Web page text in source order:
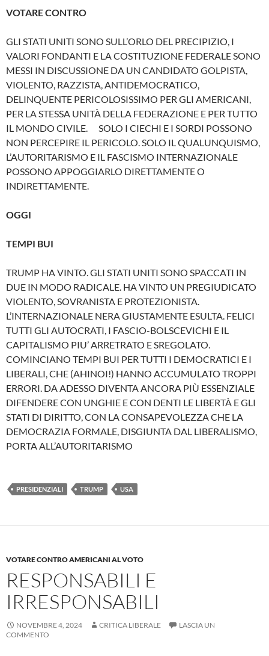
VOTARE CONTRO
GLI STATI UNITI SONO SULL’ORLO DEL PRECIPIZIO, I
VALORI FONDANTI E LA COSTITUZIONE FEDERALE SONO
MESSI IN DISCUSSIONE DA UN CANDIDATO GOLPISTA,
VIOLENTO, RAZZISTA, ANTIDEMOCRATICO,
DELINQUENTE PERICOLOSISSIMO PER GLI AMERICANI,
PER LA STESSA UNITÀ DELLA FEDERAZIONE E PER TUTTO
IL MONDO CIVILE. SOLO I CIECHI E I SORDI POSSONO
NON PERCEPIRE IL PERICOLO. SOLO IL QUALUNQUISMO,
L’AUTORITARISMO E IL FASCISMO INTERNAZIONALE
POSSONO APPOGGIARLO DIRETTAMENTE O
INDIRETTAMENTE.
OGGI
TEMPI BUI
TRUMP HA VINTO. GLI STATI UNITI SONO SPACCATI IN
DUE IN MODO RADICALE. HA VINTO UN PREGIUDICATO
VIOLENTO, SOVRANISTA E PROTEZIONISTA.
L’INTERNAZIONALE NERA GIUSTAMENTE ESULTA. FELICI
TUTTI GLI AUTOCRATI, I FASCIO-BOLSCEVICHI E IL
CAPITALISMO PIU’ ARRETRATO E SREGOLATO.
COMINCIANO TEMPI BUI PER TUTTI I DEMOCRATICI E I
LIBERALI, CHE (AHINOI!) HANNO ACCUMULATO TROPPI
ERRORI. DA ADESSO DIVENTA ANCORA PIÙ ESSENZIALE
DIFENDERE CON UNGHIE E CON DENTI LE LIBERTÀ E GLI
STATI DI DIRITTO, CON LA CONSAPEVOLEZZA CHE LA
DEMOCRAZIA FORMALE, DISGIUNTA DAL LIBERALISMO,
PORTA ALL’AUTORITARISMO
PRESIDENZIALI TRUMP USA
VOTARE CONTRO AMERICANI AL VOTO
RESPONSABILI E
IRRESPONSABILI
NOVEMBRE 4, 2024 CRITICA LIBERALE
LASCIA UN
COMMENTO